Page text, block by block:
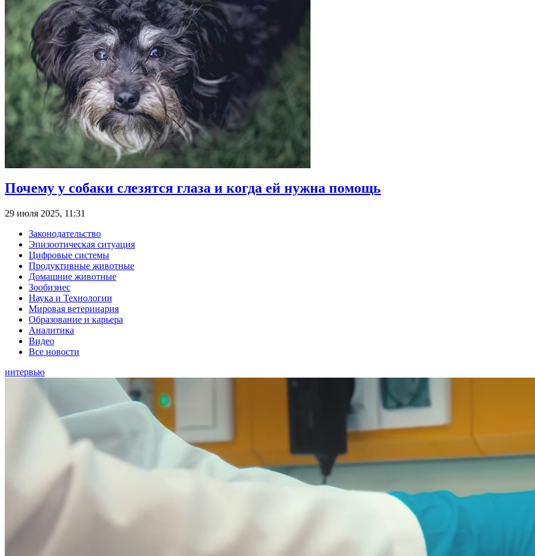
Почему у собаки слезятся глаза и когда ей нужна помощь
29 июля 2025, 11:31
Законодательство
Эпизоотическая ситуация
Цифровые системы
Продуктивные животные
Домашние животные
Зообизнес
Наука и Технологии
Мировая ветеринария
Образование и карьера
Аналитика
Видео
Все новости
интервью